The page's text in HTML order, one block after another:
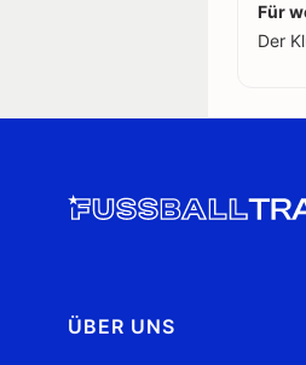
Für
Der
ÜBER UNS